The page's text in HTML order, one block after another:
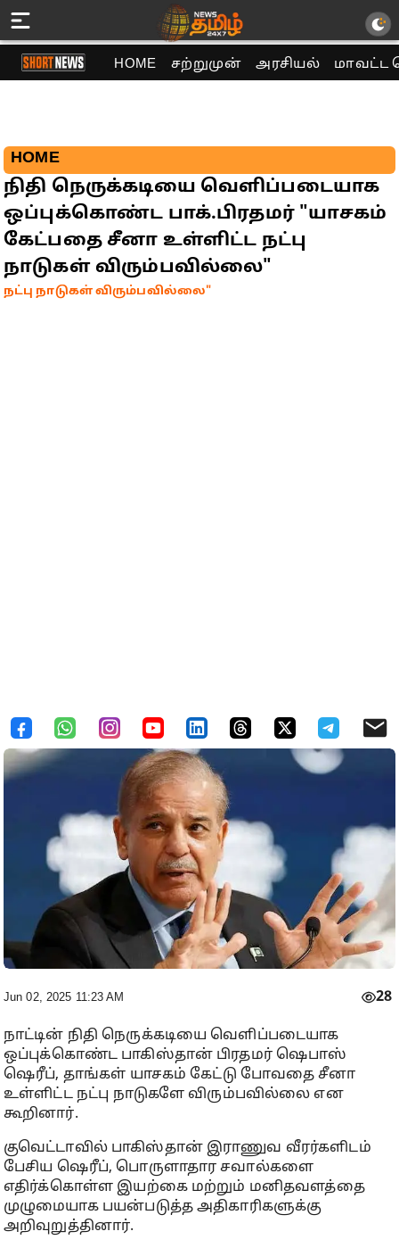
HOME சற்றுமுன் அரசியல் மாவட்ட
HOME
நிதி நெருக்கடியை வெளிப்படையாக
ஒப்புக்கொண்ட பாக்.பிரதமர் "யாசகம்
கேட்பதை சீனா உள்ளிட்ட நட்பு
நாடுகள் விரும்பவில்லை"
நட்பு நாடுகள் விரும்பவில்லை"
Jun 02, 2025 11:23 AM 28
நாட்டின் நிதி நெருக்கடியை வெளிப்படையாக
ஒப்புக்கொண்ட பாகிஸ்தான் பிரதமர் ஷெபாஸ்
ஷெரீப், தாங்கள் யாசகம் கேட்டு போவதை சீனா
உள்ளிட்ட நட்பு நாடுகளே விரும்பவில்லை என
கூறினார்.
குவெட்டாவில் பாகிஸ்தான் இராணுவ வீரர்களிடம்
பேசிய ஷெரீப், பொருளாதார சவால்களை
எதிர்க்கொள்ள இயற்கை மற்றும் மனிதவளத்தை
முழுமையாக பயன்படுத்த அதிகாரிகளுக்கு
அறிவுறுத்தினார்.